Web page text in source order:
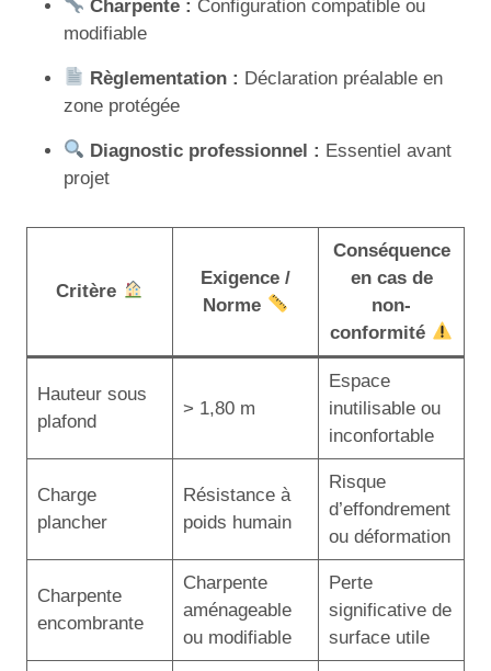
Charpente : Configuration compatible ou
modifiable
Règlementation : Déclaration préalable en
zone protégée
Diagnostic professionnel : Essentiel avant
projet
Critère
Exigence /
Norme
Conséquence
en cas de
non-
conformité
Hauteur sous
plafond
> 1,80 m
Espace
inutilisable ou
inconfortable
Charge
plancher
Résistance à
poids humain
Risque
d’effondrement
ou déformation
Charpente
encombrante
Charpente
aménageable
ou modifiable
Perte
significative de
surface utile